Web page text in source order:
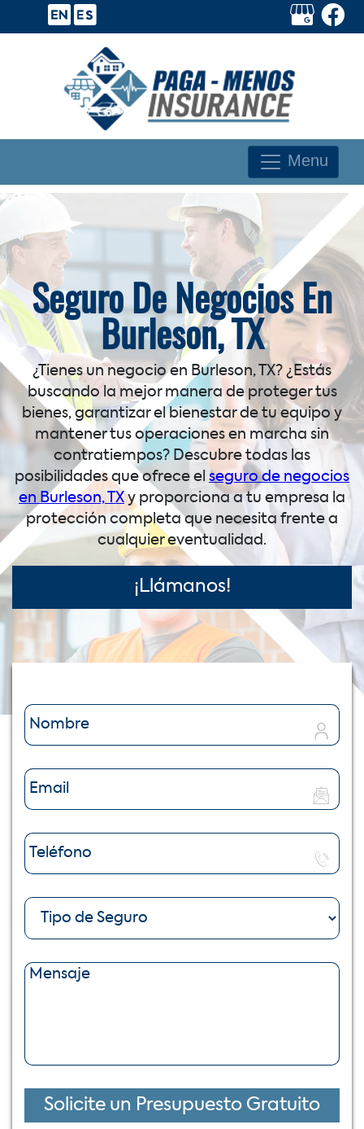
Menu
Seguro De Negocios En
Burleson, TX
¿Tienes un negocio en Burleson, TX? ¿Estás
buscando la mejor manera de proteger tus
bienes, garantizar el bienestar de tu equipo y
mantener tus operaciones en marcha sin
contratiempos? Descubre todas las
posibilidades que ofrece el seguro de negocios
en Burleson, TXy proporciona a tu empresa la
protección completa que necesita frente a
cualquier eventualidad.
¡Llámanos!